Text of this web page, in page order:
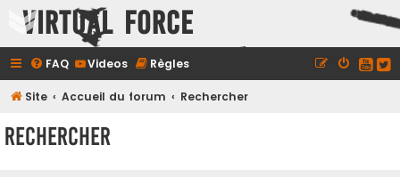
Virtual Force
FAQ Videos Règles
Site Accueil du forum Rechercher
Rechercher